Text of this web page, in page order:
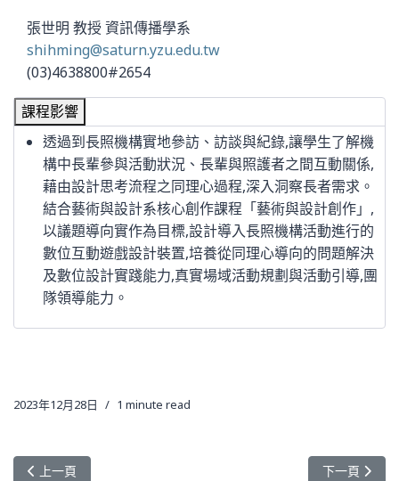
張世明 教授資訊傳播學系
shihming@saturn.yzu.edu.tw
(03)4638800#2654
課程影響
透過到長照機構實地參訪、訪談與紀錄,讓學生了解機
構中長輩參與活動狀況、長輩與照護者之間互動關係,
藉由設計思考流程之同理心過程,深入洞察長者需求。
結合藝術與設計系核心創作課程「藝術與設計創作」,
以議題導向實作為目標,設計導入長照機構活動進行的
數位互動遊戲設計裝置,培養從同理心導向的問題解決
及數位設計實踐能力,真實場域活動規劃與活動引導,團
隊領導能力。
2023年12月28日 1 minute read
上一篇文章: 「元創眷永」藝術與設計共創培力基地
上一頁 下一篇文章:
下一頁